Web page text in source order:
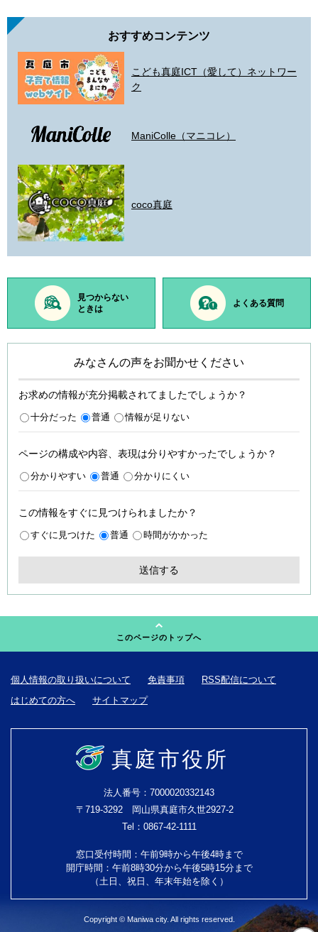
おすすめコンテンツ
こども真庭ICT（愛して）ネットワー
ク
ManiColle（マニコレ）
coco真庭
見つからない
ときは
よくある質問
みなさんの声をお聞かせください
お求めの情報が充分掲載されてましたでしょうか？
十分だった 普通 情報が足りない
ページの構成や内容、表現は分りやすかったでしょうか？
分かりやすい 普通 分かりにくい
この情報をすぐに見つけられましたか？
すぐに見つけた 普通 時間がかかった
このページのトップへ
個人情報の取り扱いについて 免責事項
RSS配信について
はじめての方へ
サイトマップ
真庭市役所
法人番号：7000020332143
〒719-3292 岡山県真庭市久世2927-2
Tel：0867-42-1111
窓口受付時間：午前9時から午後4時まで
開庁時間：午前8時30分から午後5時15分まで
（土日、祝日、年末年始を除く）
Copyright © Maniwa city. All rights reserved.